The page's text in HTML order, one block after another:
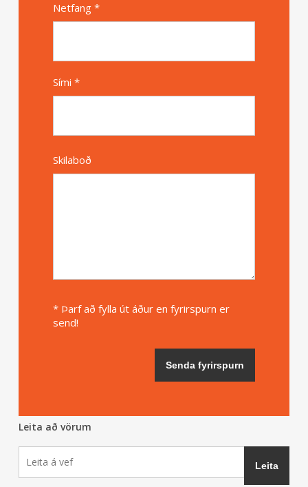
Netfang *
Sími *
Skilaboð
* Þarf að fylla út áður en fyrirspurn er
send!
Leita að vörum